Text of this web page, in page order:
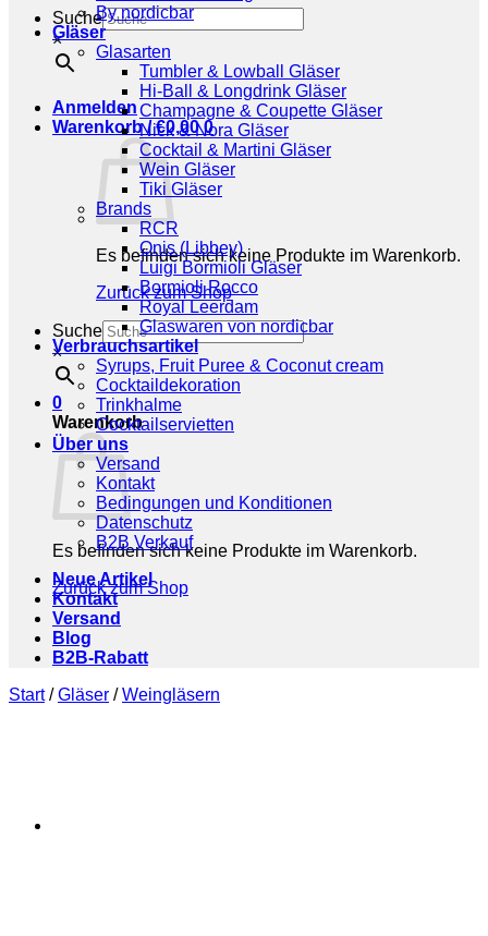
Suche
×
Anmelden
Warenkorb /€0,00 0
Es befinden sich keine Produkte im Warenkorb.
Zurück zum Shop
Suche
×
0
Warenkorb
Es befinden sich keine Produkte im Warenkorb.
Zurück zum Shop
By nordicbar
Gläser
Glasarten
Tumbler & Lowball Gläser
Hi-Ball & Longdrink Gläser
Champagne & Coupette Gläser
Nick & Nora Gläser
Cocktail & Martini Gläser
Wein Gläser
Tiki Gläser
Brands
RCR
Onis (Libbey)
Luigi Bormioli Gläser
Bormioli Rocco
Royal Leerdam
Glaswaren von nordicbar
Verbrauchsartikel
Syrups, Fruit Puree & Coconut cream
Cocktaildekoration
Trinkhalme
Cocktailservietten
Über uns
Versand
Kontakt
Bedingungen und Konditionen
Datenschutz
B2B Verkauf
Neue Artikel
Kontakt
Versand
Blog
B2B-Rabatt
Start / Gläser / Weingläsern